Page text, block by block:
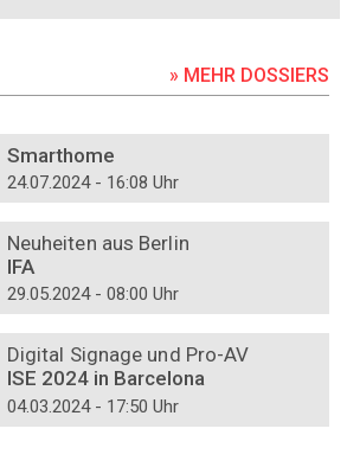
» MEHR DOSSIERS
Smarthome
24.07.2024 - 16:08 Uhr
Neuheiten aus Berlin
IFA
29.05.2024 - 08:00 Uhr
Digital Signage und Pro-AV
ISE 2024 in Barcelona
04.03.2024 - 17:50 Uhr